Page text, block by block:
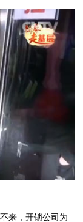
来，开锁公司为